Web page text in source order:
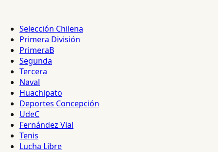
Selección Chilena
Primera División
PrimeraB
Segunda
Tercera
Naval
Huachipato
Deportes Concepción
UdeC
Fernández Vial
Tenis
Lucha Libre